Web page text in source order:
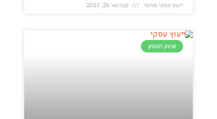
ייעוץ עסקי פורווד פברואר 26, 2023
שיווק העסק